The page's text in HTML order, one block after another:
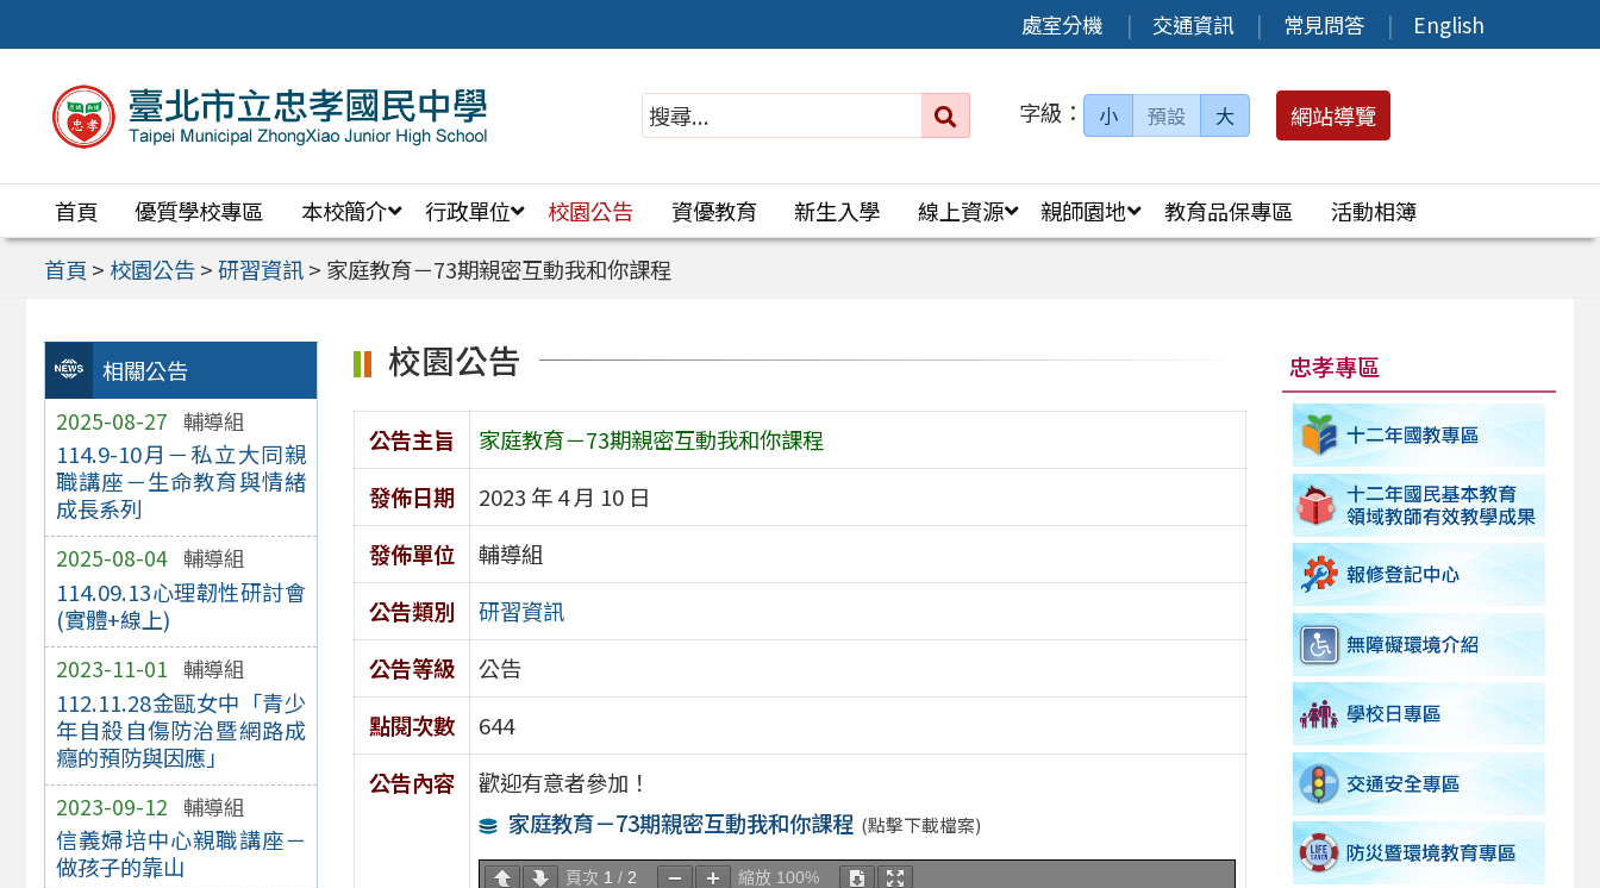
至
區
處室分機 交通資訊 常見問答 English
搜
字級： 小 預設 大 網站導覽
首頁 優質學校專區 本校簡介 行政單位 校園公告 資優教育 新生入學 線上資源 親師園地 教育品保專區
活動相簿
首頁 > 校園公告>研習資訊> 家庭教育－73期親密互動我和你課程
相關公告
2025-08-27 輔導組
114.9-10月－私立大同親
職講座－生命教育與情緒
成長系列
2025-08-04 輔導組
114.09.13心理韌性研討會
(實體+線上)
2023-11-01 輔導組
112.11.28金甌女中「青少
年自殺自傷防治暨網路成
癮的預防與因應」
2023-09-12 輔導組
信義婦培中心親職講座－
做孩子的靠山
校園公告
公告主旨
家庭教育－73期親密互動我和你課程
發佈日期
2023 年 4 月 10 日
發佈單位
輔導組
公告類別
研習資訊
公告等級
公告
點閱次數
644
公告內容
歡迎有意者參加！
家庭教育－73期親密互動我和你課程 (點擊下載檔案)
頁次 1 / 2 縮放 100%
忠孝專區